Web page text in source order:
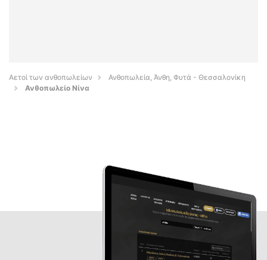
Αετοί των ανθοπωλείων
Ανθοπωλεία, Άνθη, Φυτά - Θεσσαλονίκη
Ανθοπωλείο Νίνα